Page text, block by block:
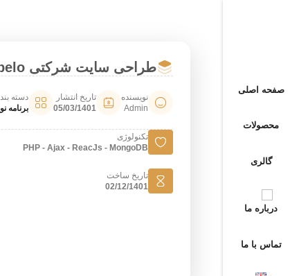
صفحه اصلی
محصولات
گالری
درباره ما
تماس با ما
طراحی سایت شرکتی propelo
نویسنده
Admin
تاریخ انتشار
05/03/1401
دسته
برنامه
تکنولوژی
PHP - Ajax - ReacJs - MongoDB
تاریخ ساخت
02/12/1401